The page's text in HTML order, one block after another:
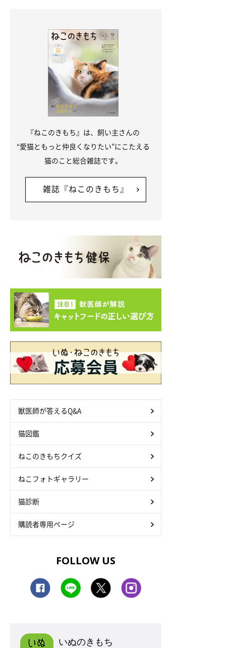
『ねこのきもち』は、飼い主さんの
“愛猫ともっと仲良くなりたい”にこたえる
猫のこと総合雑誌です。
雑誌『ねこのきもち』
獣医師が答えるQ&A
猫図鑑
ねこのきもちクイズ
ねこフォトギャラリー
猫診断
購読者専用ページ
FOLLOW US
いぬのきもち